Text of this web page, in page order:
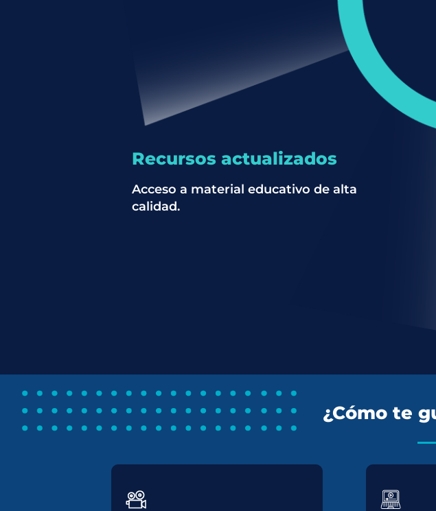
Recursos actualizados
Acceso a material educativo de alta
calidad.
¿Cómo te